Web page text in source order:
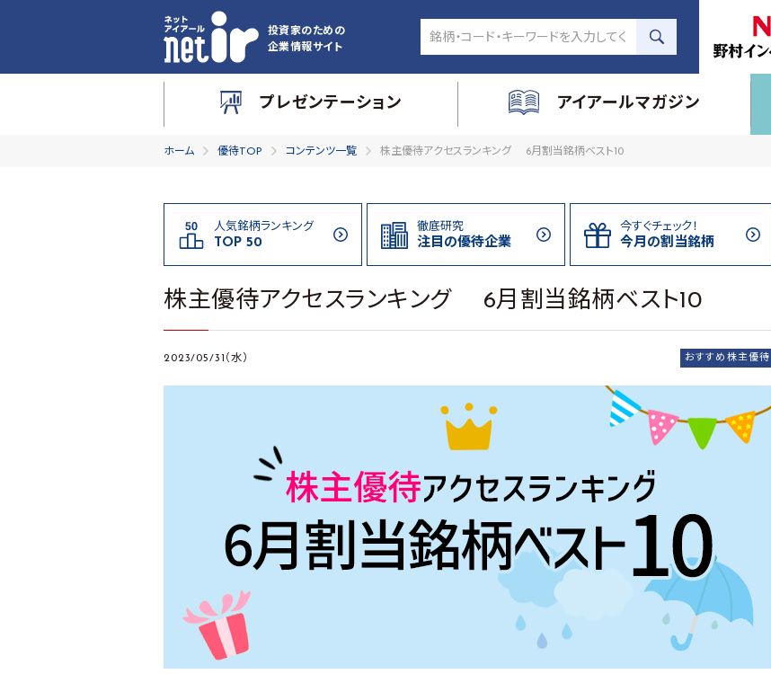
投資家のための
企業情報サイト
プレゼンテーション アイアールマガジン
ホーム 優待TOP コンテンツ一覧 株主優待アクセスランキング 6月割当銘柄ベスト10
人気銘柄ランキング
TOP 50
徹底研究
注目の優待企業
今すぐチェック！
今月の割当銘柄
株主優待アクセスランキング 6月割当銘柄ベスト10
2023/05/31（水） おすすめ株主優待